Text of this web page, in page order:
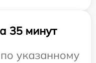
35 минут
указанному